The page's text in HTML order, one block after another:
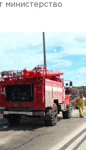
министерство